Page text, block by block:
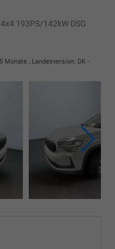
193PS/142kW DSG
5 Monate , Landesversion: DK -